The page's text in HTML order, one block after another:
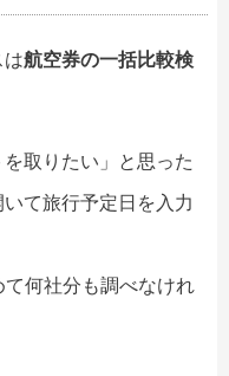
は航空券の一括比較検
取りたい」と思った
て旅行予定日を入力
何社分も調べなけれ